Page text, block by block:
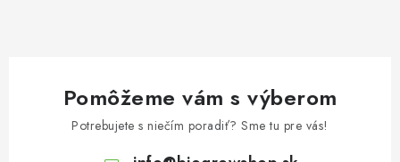
Pomôžeme vám s výberom
Potrebujete s niečím poradiť? Sme tu pre vás!